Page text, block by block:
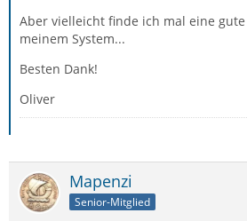
Aber vielleicht finde ich mal eine
meinem System...
Besten Dank!
Oliver
Mapenzi
Senior-Mitglied